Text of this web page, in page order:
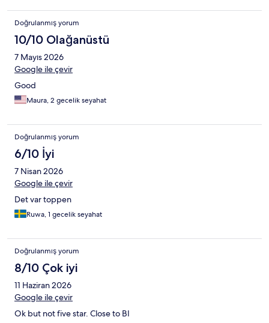
Doğrulanmış yorum
10/10 Olağanüstü
7 Mayıs 2026
Google ile çevir
Good
Maura, 2 gecelik seyahat
Doğrulanmış yorum
6/10 İyi
7 Nisan 2026
Google ile çevir
Det var toppen
Ruwa, 1 gecelik seyahat
Doğrulanmış yorum
8/10 Çok iyi
11 Haziran 2026
Google ile çevir
Ok but not five star. Close to BI